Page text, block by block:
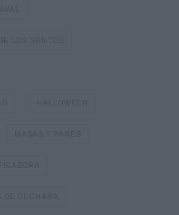
LOS SANTOS
HALLOWEEN
MASAS Y PANES
DE CUCHARA